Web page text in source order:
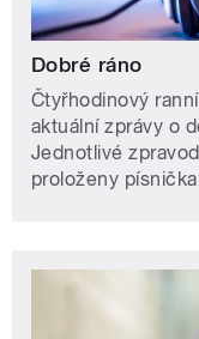
Dobré ráno
Čtyřhodinový
aktuální zprávy o
Jednotlivé
proloženy